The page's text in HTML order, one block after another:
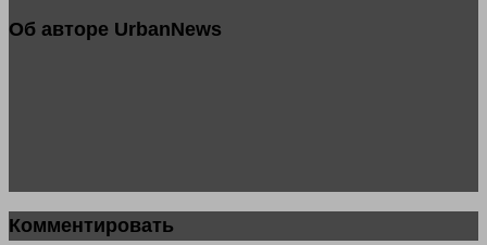
Об авторе UrbanNews
Комментировать